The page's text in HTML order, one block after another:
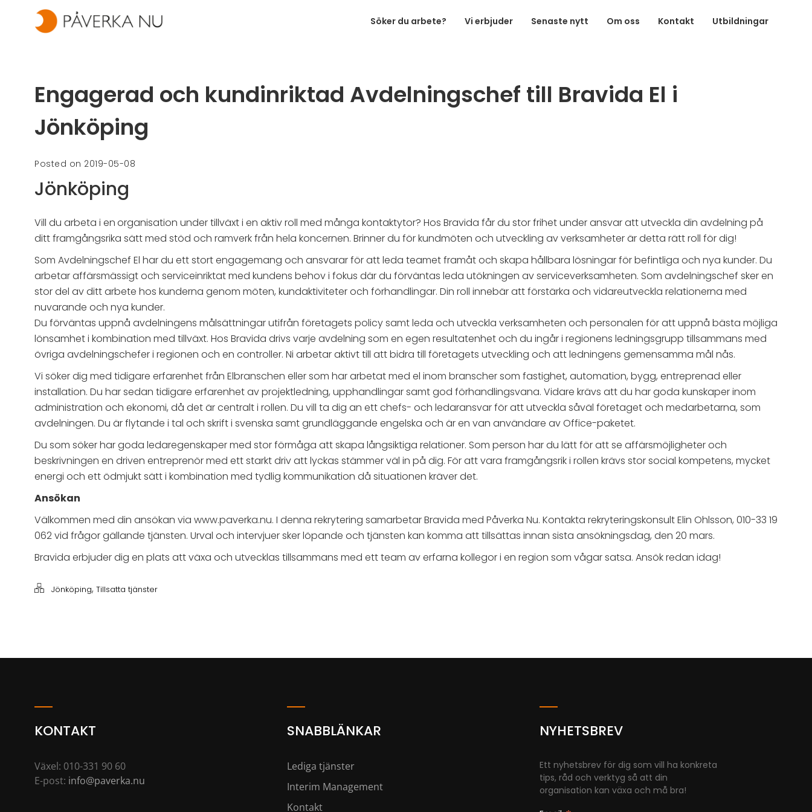
Söker du arbete? Vi erbjuder Senaste nytt Om oss Kontakt Utbildningar
Engagerad och kundinriktad Avdelningschef till Bravida El i
Jönköping
Posted on 2019-05-08
Jönköping
Vill du arbeta i enorganisation under tillväxt i en aktiv roll med många kontaktytor? Hos Bravida får du stor frihet under ansvar att utveckla din avdelning på
ditt framgångsrika sätt med stöd och ramverk från hela koncernen. Brinner du för kundmöten och utveckling av verksamheter är detta rätt roll för dig!
Som Avdelningschef El har du ett stort engagemang och ansvarar för att leda teamet framåt och skapa hållbara lösningar för befintliga och nya kunder. Du
arbetar affärsmässigt och serviceinriktat med kundens behov i fokus där du förväntas leda utökningen av serviceverksamheten. Som avdelningschef sker en
stor del av ditt arbete hos kunderna genom möten, kundaktiviteter och förhandlingar. Din roll innebär att förstärka och vidareutveckla relationerna med
nuvarande och nya kunder.
Du förväntas uppnå avdelningens målsättningar utifrån företagets policy samt leda och utveckla verksamheten och personalen för att uppnå bästa möjliga
lönsamhet i kombination med tillväxt. Hos Bravida drivs varje avdelning som en egen resultatenhet och du ingår i regionens ledningsgrupp tillsammans med
övriga avdelningschefer i regionen och en controller. Ni arbetar aktivt till att bidra till företagets utveckling och att ledningens gemensamma mål nås.
Vi söker dig med tidigare erfarenhet från Elbranschen eller som har arbetat med el inom branscher som fastighet, automation, bygg, entreprenad eller
installation. Du har sedan tidigare erfarenhet av projektledning, upphandlingar samt god förhandlingsvana. Vidare krävs att du har goda kunskaper inom
administration och ekonomi, då det är centralt i rollen. Du vill ta dig an ett chefs- och ledaransvar för att utveckla såväl företaget och medarbetarna, som
avdelningen. Du är flytande i tal och skrift i svenska samt grundläggande engelska och är en van användare av Office-paketet.
Du som söker har goda ledaregenskaper med stor förmåga att skapa långsiktiga relationer. Som person har du lätt för att se affärsmöjligheter och
beskrivningen en driven entreprenör med ett starkt driv att lyckas stämmer väl in på dig. För att vara framgångsrik i rollen krävs stor social kompetens, mycket
energi och ett ödmjukt sätt i kombination med tydlig kommunikation då situationen kräver det.
Ansökan
Välkommen med din ansökan via www.paverka.nu. I denna rekrytering samarbetar Bravida med Påverka Nu. Kontakta rekryteringskonsult Elin Ohlsson, 010-33 19
062 vid frågor gällande tjänsten. Urval och intervjuer sker löpande och tjänsten kan komma att tillsättas innan sista ansökningsdag, den 20 mars.
Bravida erbjuder dig en plats att växa och utvecklas tillsammans med ett team av erfarna kollegor i en region som vågar satsa. Ansök redan idag!
Jönköping, Tillsatta tjänster
KONTAKT
Växel: 010-331 90 60
E-post: info@paverka.nu
SNABBLÄNKAR
Lediga tjänster
Interim Management
Kontakt
NYHETSBREV
Ett nyhetsbrev för dig som vill ha konkreta
tips, råd och verktyg så att din
organisation kan växa och må bra!